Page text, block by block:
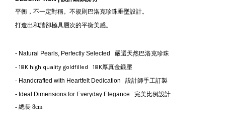
平衡，不一定對稱。不規則巴洛克珍珠垂墜設計。
打造出和諧卻極具層次的平衡美感。
- Natural Pearls, Perfectly Selected
嚴選天然巴洛克珍珠
- 18K high quality goldfilled 18K厚真金鍛壓
- Handcrafted with Heartfelt Dedication 設計師手工訂製
- Ideal Dimensions for Everyday Elegance 完美比例設計
- 總長 8cm